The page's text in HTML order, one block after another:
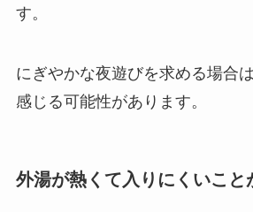
す。
にぎやかな夜遊びを求める場合
感じる可能性があります。
外湯が熱くて入りにくいこと